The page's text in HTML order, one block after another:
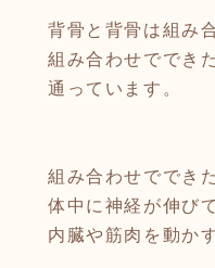
背骨と背骨は組み
組み合わせででき
通っています。
組み合わせででき
体中に神経が伸び
内臓や筋肉を動か